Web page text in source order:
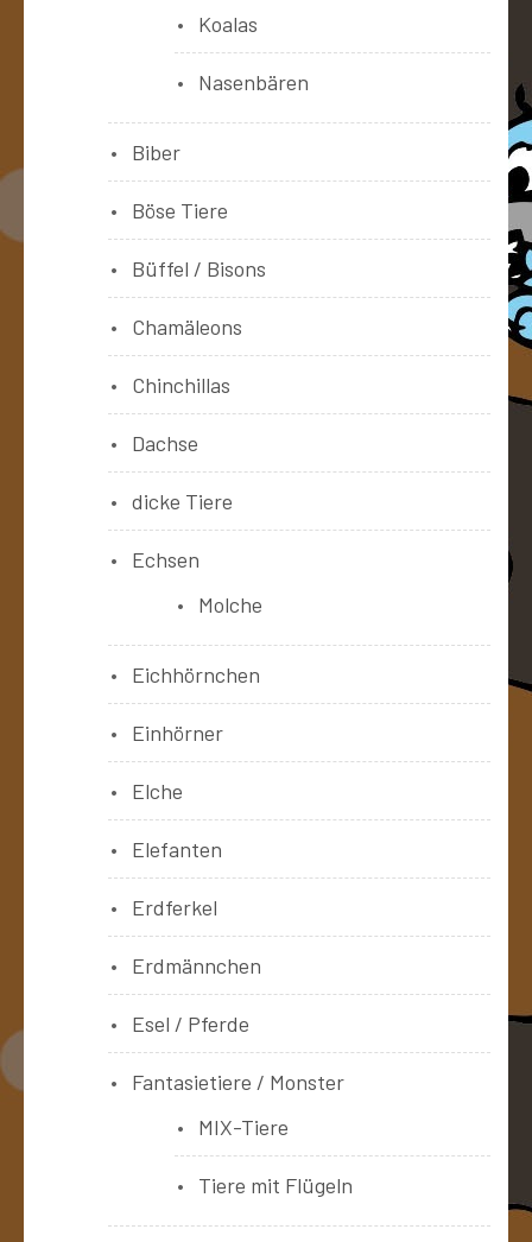
Koalas
Nasenbären
Biber
Böse Tiere
Büffel / Bisons
Chamäleons
Chinchillas
Dachse
dicke Tiere
Echsen
Molche
Eichhörnchen
Einhörner
Elche
Elefanten
Erdferkel
Erdmännchen
Esel / Pferde
Fantasietiere / Monster
MIX-Tiere
Tiere mit Flügeln